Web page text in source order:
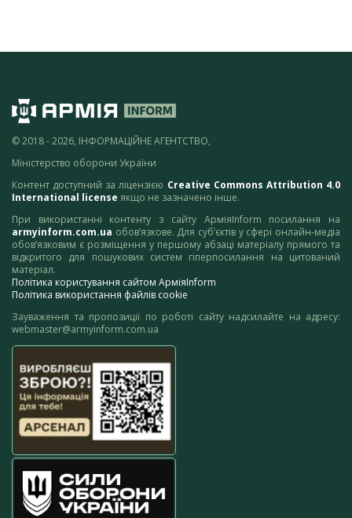
© 2018 - 2026, ІНФОРМАЦІЙНЕ АГЕНТСТВО,
Міністерство оборони України
Контент доступний за ліцензією Creative Commons Attribution 4.0
International license якщо не зазначено інше.
При використанні контенту з сайту АрміяInform посилання на
armyinform.com.ua обов’язкове. Для суб’єктів у сфері онлайн-медіа
обов’язковим є розміщення у першому абзаці матеріалу прямого та
відкритого для пошукових систем гіперпосилання на цитований
матеріал.
Політика користування сайтом АрміяInform
Політика використання файлів cookie
Зауваження та пропозиції по роботі сайту надсилайте на адресу:
webmaster@armyinform.com.ua